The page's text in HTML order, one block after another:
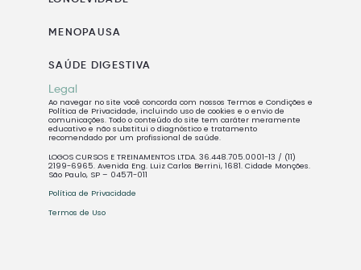
MENOPAUSA
SAÚDE DIGESTIVA
Legal
Ao navegar no site você concorda com nossos Termos e Condições e
Política de Privacidade, incluindo uso de cookies e o envio de
comunicações. Todo o conteúdo do site tem caráter meramente
educativo e não substitui o diagnóstico e tratamento
recomendado por um profissional de saúde.
LOGOS CURSOS E TREINAMENTOS LTDA. 36.448.705.0001-13 / (11)
2199-6965. Avenida Eng. Luiz Carlos Berrini, 1681. Cidade Monções.
São Paulo, SP – 04571-011
Política de Privacidade
Termos de Uso